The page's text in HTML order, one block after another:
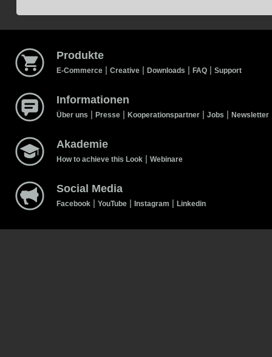
Produkte
E-Commerce | Creative | Downloads | FAQ | Support
Informationen
Über uns | Presse | Kooperationspartner | Jobs | Newsletter
Akademie
How to achieve this Look | Webinare
Social Media
Facebook | YouTube | Instagram | Linkedin